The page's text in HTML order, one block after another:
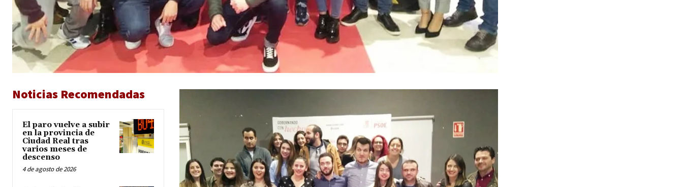
Noticias Recomendadas
El paro vuelve a subir
en la provincia de
Ciudad Real tras
varios meses de
descenso
4 de agosto de 2026